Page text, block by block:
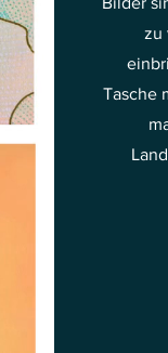
zu
Tasche